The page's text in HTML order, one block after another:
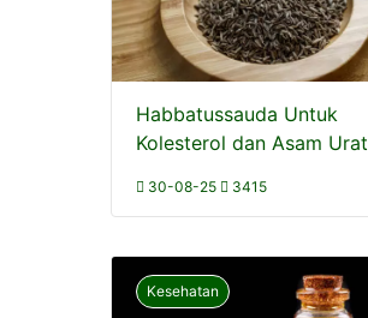
Habbatussauda Untuk
Kolesterol dan Asam Urat
30-08-25 3415
Kesehatan